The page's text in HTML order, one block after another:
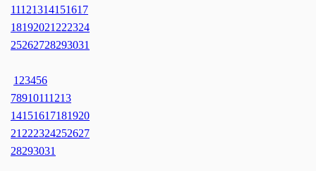
11121314151617
18192021 222324
25262728293031
1 23456
78910111213
14151617181920
21 222324252627
28293031